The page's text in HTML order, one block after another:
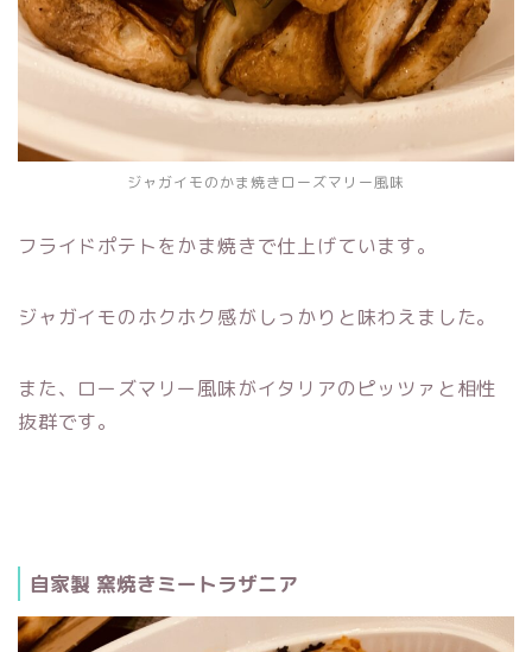
ジャガイモのかま焼きローズマリー風味
フライドポテトをかま焼きで仕上げています。
ジャガイモのホクホク感がしっかりと味わえました。
また、ローズマリー風味がイタリアのピッツァと相性
抜群です。
自家製 窯焼きミートラザニア